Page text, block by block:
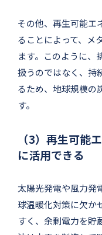
その他、再生可能エ
ることによって、メ
ます。このように、
扱うのではなく、持
るため、地球規模の
す。
（3）再生可能
に活用できる
太陽光発電や風力発
球温暖化対策に欠か
すく、余剰電力を貯